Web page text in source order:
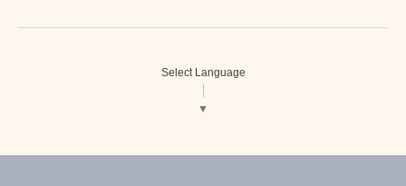
Select Language
▼